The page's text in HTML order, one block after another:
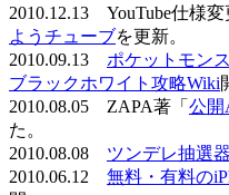
2010.12.13 YouTube仕様変
ようチューブを更新。
2010.09.13 ポケットモン
ブラックホワイト攻略Wiki
2010.08.05 ZAPA著「 公開
た。
2010.08.08 ツンデレ抽選器
2010.06.12 無料・有料の